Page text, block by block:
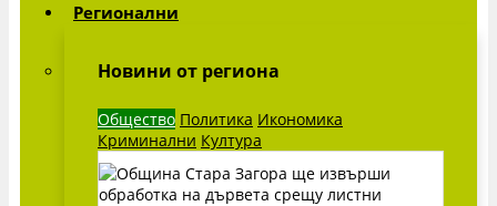
Регионални
Новини от региона
Общество Политика Икономика
Криминални Култура